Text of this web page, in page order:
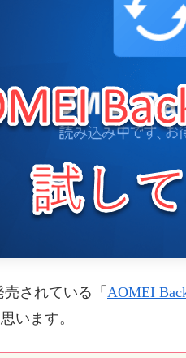
されている「 AOMEI
います。